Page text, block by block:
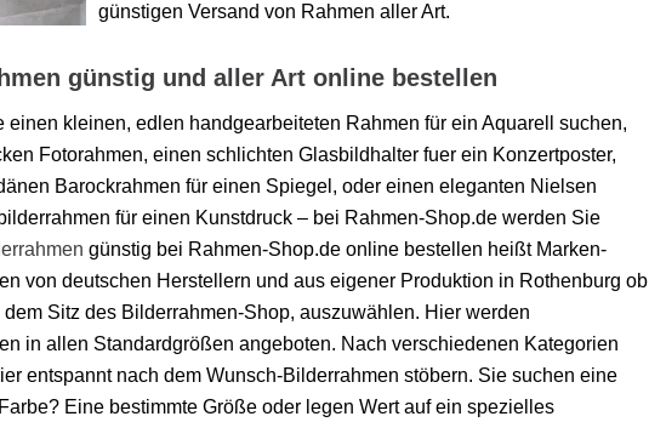
günstigen Versand von Rahmen aller Art.
günstig und aller Art online bestellen
einen kleinen, edlen handgearbeiteten Rahmen für ein Aquarell suchen,
Fotorahmen, einen schlichten Glasbildhalter fuer ein Konzertposter,
Barockrahmen für einen Spiegel, oder einen eleganten Nielsen
für einen Kunstdruck – bei Rahmen-Shop.de werden Sie
günstig bei Rahmen-Shop.de online bestellen heißt Marken-
von deutschen Herstellern und aus eigener Produktion in Rothenburg ob
dem Sitz des Bilderrahmen-Shop, auszuwählen. Hier werden
in allen Standardgrößen angeboten. Nach verschiedenen Kategorien
entspannt nach dem Wunsch-Bilderrahmen stöbern. Sie suchen eine
Eine bestimmte Größe oder legen Wert auf ein spezielles